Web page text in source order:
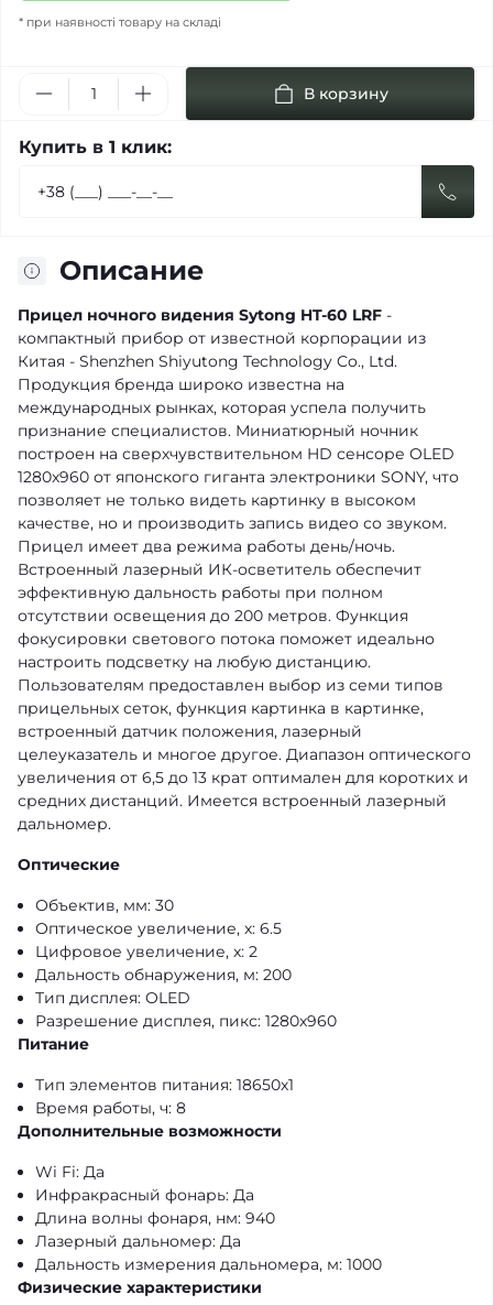
* при наявності товару на складі
В корзину
Купить в 1 клик:
Описание
Прицел ночного видения Sytong HT-60 LRF -
компактный прибор от известной корпорации из
Китая - Shenzhen Shiyutong Technology Co., Ltd.
Продукция бренда широко известна на
международных рынках, которая успела получить
признание специалистов. Миниатюрный ночник
построен на сверхчувствительном HD сенсоре OLED
1280x960 от японского гиганта электроники SONY, что
позволяет не только видеть картинку в высоком
качестве, но и производить запись видео со звуком.
Прицел имеет два режима работы день/ночь.
Встроенный лазерный ИК-осветитель обеспечит
эффективную дальность работы при полном
отсутствии освещения до 200 метров. Функция
фокусировки светового потока поможет идеально
настроить подсветку на любую дистанцию.
Пользователям предоставлен выбор из семи типов
прицельных сеток, функция картинка в картинке,
встроенный датчик положения, лазерный
целеуказатель и многое другое. Диапазон оптического
увеличения от 6,5 до 13 крат оптимален для коротких и
средних дистанций. Имеется встроенный лазерный
дальномер.
Оптические
Объектив, мм: 30
Оптическое увеличение, x: 6.5
Цифровое увеличение, x: 2
Дальность обнаружения, м: 200
Тип дисплея: OLED
Разрешение дисплея, пикс: 1280x960
Питание
Тип элементов питания: 18650х1
Время работы, ч: 8
Дополнительные возможности
Wi Fi: Да
Инфракрасный фонарь: Да
Длина волны фонаря, нм: 940
Лазерный дальномер: Да
Дальность измерения дальномера, м: 1000
Физические характеристики